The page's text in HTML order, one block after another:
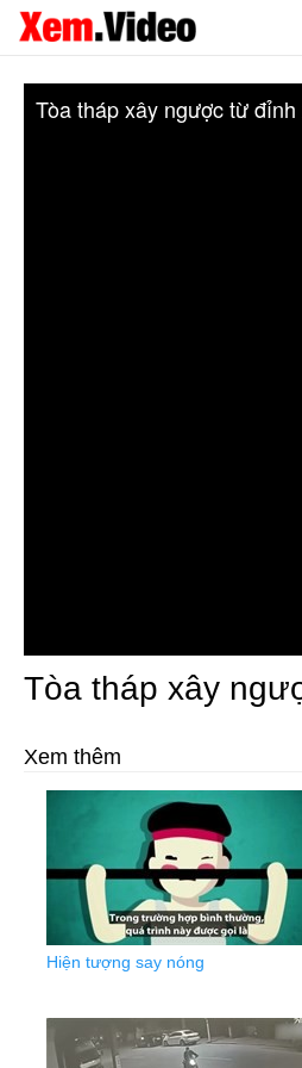
Tòa tháp xây ngược từ
Tòa tháp xây
Xem thêm
Hiện tượng say nóng